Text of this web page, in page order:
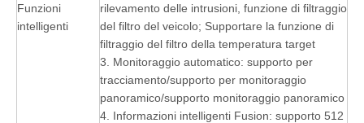
Funzioni
intelligenti
rilevamento delle intrusioni, funzione di filtraggio
del filtro del veicolo; Supportare la funzione di
filtraggio del filtro della temperatura target
3. Monitoraggio automatico: supporto per
tracciamento/supporto per monitoraggio
panoramico/supporto monitoraggio panoramico
4. Informazioni intelligenti Fusion: supporto 512